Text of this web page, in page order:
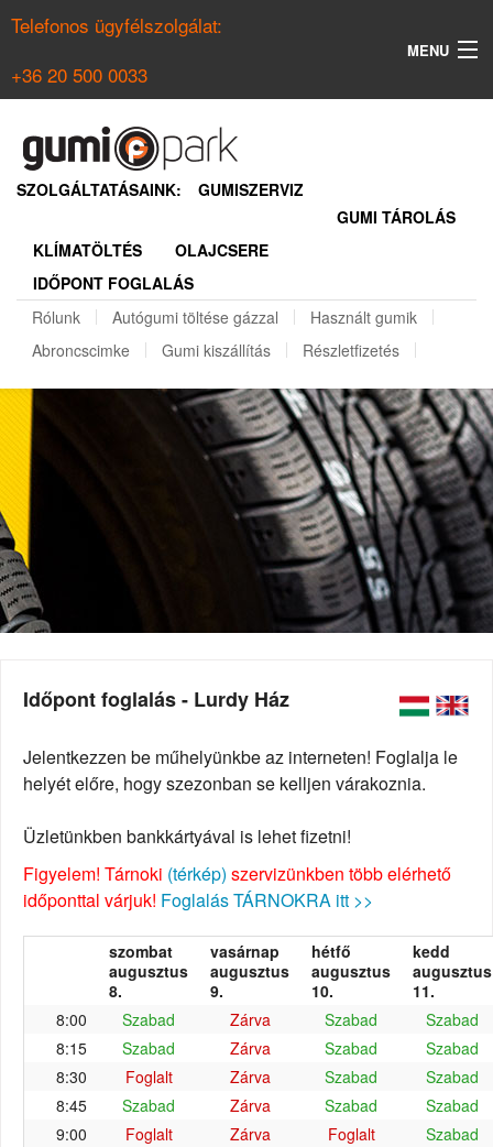
Telefonos ügyfélszolgálat:
+36 20 500 0033
MENU
NYÁRI GUMI KERESŐ
REGISZTRÁCIÓ
SZOLGÁLTATÁSAINK:
GUMISZERVIZ
GUMI TÁROLÁS
KLÍMATÖLTÉS
OLAJCSERE
IDŐPONT FOGLALÁS
Rólunk
Autógumi töltése gázzal
Használt gumik
Abroncscimke
Gumi kiszállítás Részletfizetés
Időpont foglalás - Lurdy Ház
Jelentkezzen be műhelyünkbe az interneten! Foglalja le
helyét előre, hogy szezonban se kelljen várakoznia.
Üzletünkben bankkártyával is lehet fizetni!
Figyelem! Tárnoki (térkép) szervizünkben több elérhető
időponttal várjuk! Foglalás TÁRNOKRA itt >>
szombat
augusztus
8.
vasárnap
augusztus
9.
hétfő
augusztus
10.
kedd
augusztus
11.
8:00
Szabad Zárva Szabad
Szabad
8:15
Szabad Zárva Szabad
Szabad
8:30
Foglalt Zárva Szabad
Szabad
8:45
Szabad Zárva Szabad
Szabad
9:00
Foglalt Zárva Foglalt
Szabad